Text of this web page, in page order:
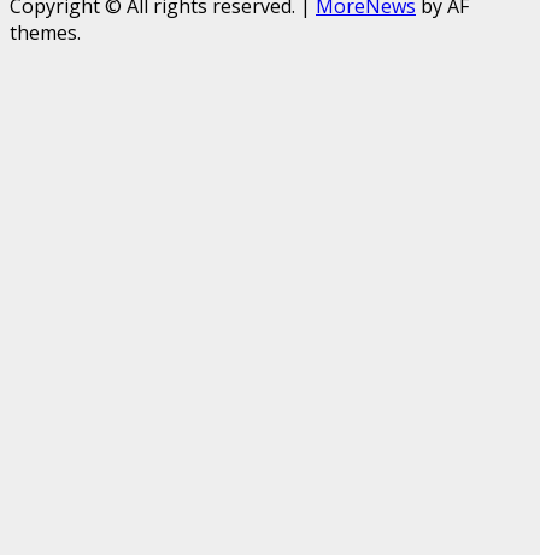
Copyright © All rights reserved. MoreNews by AF
themes.